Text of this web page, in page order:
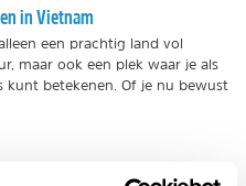
in Vietnam
een prachtig land vol
maar ook een plek waar je als
kunt betekenen. Of je nu bewust